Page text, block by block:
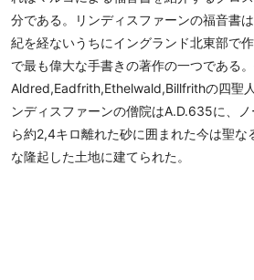
分である。リンディスファーンの福音書
紀を経ないうちにイングランド北東部で
で最も偉大な手書きの著作の一つである
Aldred,Eadfrith,Ethelwald,Billfrithの四聖
ンディスファーンの僧院はA.D.635に、
ら約2,4キロ離れた砂に囲まれた今は聖な
な隆起した土地に建てられた。